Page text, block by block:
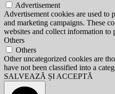
Advertisement
Advertisement cookies are used to
and marketing campaigns. These
websites and collect information to
Others
Others
Other uncategorized cookies are
have not been classified into a
SALVEAZĂ ȘI ACCEPTĂ